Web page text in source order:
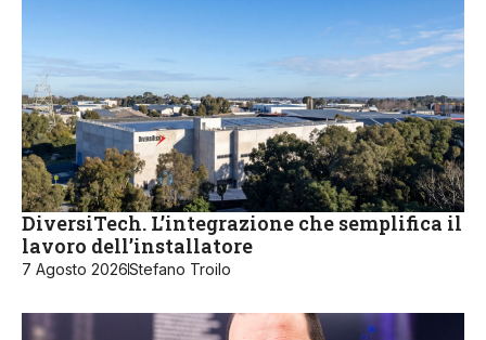
DiversiTech. L’integrazione che semplifica il
lavoro dell’installatore
7 Agosto 2026Stefano Troilo